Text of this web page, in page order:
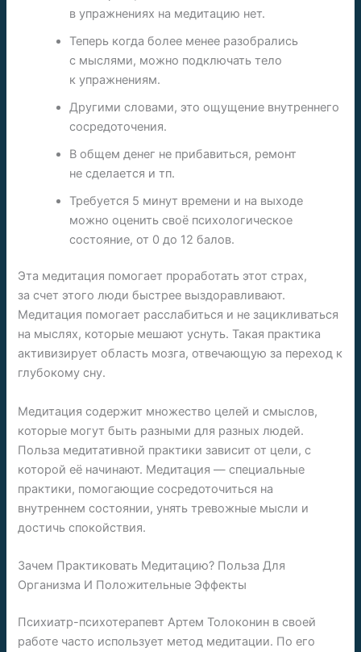
в упражнениях на медитацию нет.
Теперь когда более менее разобрались
с мыслями, можно подключать тело
к упражнениям.
Другими словами, это ощущение внутреннего
сосредоточения.
В общем денег не прибавиться, ремонт
не сделается и тп.
Требуется 5 минут времени и на выходе
можно оценить своё психологическое
состояние, от 0 до 12 балов.
Эта медитация помогает проработать этот страх,
за счет этого люди быстрее выздоравливают.
Медитация помогает расслабиться и не зацикливаться
на мыслях, которые мешают уснуть. Такая практика
активизирует область мозга, отвечающую за переход к
глубокому сну.
Медитация содержит множество целей и смыслов,
которые могут быть разными для разных людей.
Польза медитативной практики зависит от цели, с
которой её начинают. Медитация — специальные
практики, помогающие сосредоточиться на
внутреннем состоянии, унять тревожные мысли и
достичь спокойствия.
Зачем Практиковать Медитацию? Польза Для
Организма И Положительные Эффекты
Психиатр-психотерапевт Артем Толоконин в своей
работе часто использует метод медитации. По его